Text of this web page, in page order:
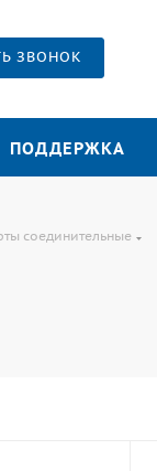
ЗВОНОК
ПОДДЕРЖКА
соединительные